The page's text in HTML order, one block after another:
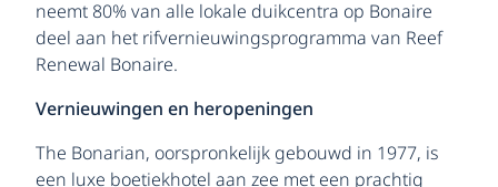
neemt 80% van alle lokale duikcentra op Bonaire
deel aan het rifvernieuwingsprogramma van Reef
Renewal Bonaire.
Vernieuwingen en heropeningen
The Bonarian, oorspronkelijk gebouwd in 1977, is
een luxe boetiekhotel aan zee met een prachtig